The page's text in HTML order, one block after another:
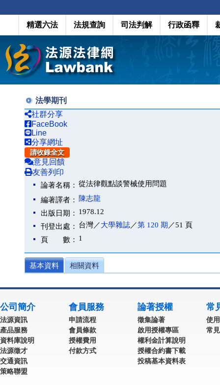
精選六法 法規查詢 司法判解 行政函釋
法學期刊
社群分享
FaceBook
Line
分享網址
請收錄全文
意見回饋
友善列印
論著名稱： 從法律觀點談警械使用問題
編著譯者：
陳志龍
出版日期： 1978.12
刊登出處： 台灣／大學雜誌／第 120 期 ／51 頁
頁 數： 1
基本資料 相關資料
公司簡介
法源資訊
產品服務
資料庫說明
法源徵才
交通資訊
策略聯盟
會員服務
申請流程
會員條款
授權費用
付款方式
論著授權
徵集論著
啟用授權專區
權利金計算說明
授權合約書下載
投稿基本資料表
常
使
常